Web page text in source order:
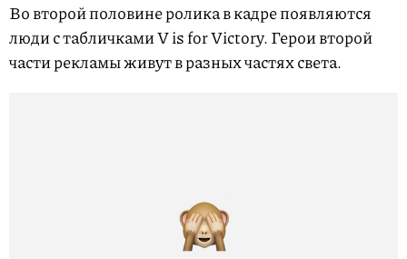
Во второй половине ролика в кадре появляются
люди с табличками V is for Victory. Герои второй
части рекламы живут в разных частях света.